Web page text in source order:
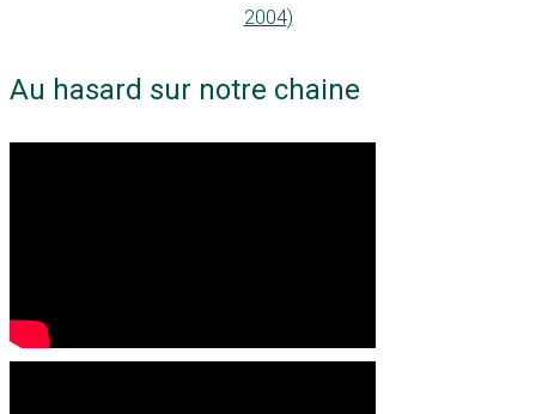
2004)
Au hasard sur notre chaine